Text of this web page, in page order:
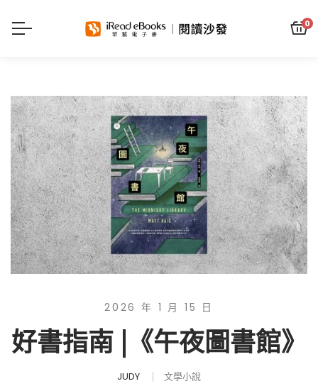
0
2026 年 1 月 15 日
好書指南 |《午夜圖書館》
JUDY 文學小說